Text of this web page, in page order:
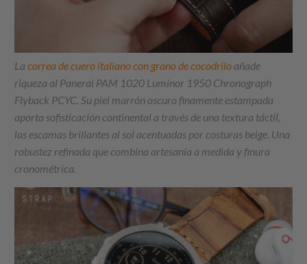
Lacorrea de cuero italiano con grano de cocodriloañade
riqueza al Panerai PAM 1020 Luminor 1950 Chronograph
Flyback PCYC. Su piel marrón oscuro finamente estampada
aporta sofisticación continental a través de una textura táctil,
las escamas brillantes al sol acentuadas por costuras beige. Una
robustez refinada que combina artesanía a medida y finura
cronométrica.